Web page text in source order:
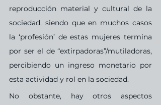
reproducción material y cultural de la
sociedad, siendo que en muchos casos
la ‘profesión’ de estas mujeres termina
por ser el de “extirpadoras”/mutiladoras,
percibiendo un ingreso monetario por
esta actividad y rol en la sociedad.
No obstante, hay otros aspectos